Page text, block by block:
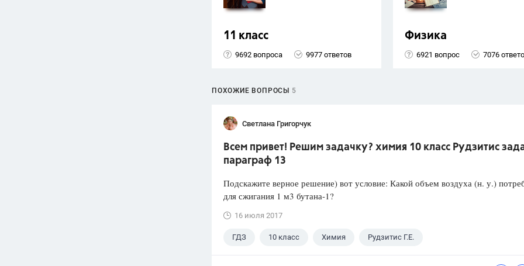
11 класс
9692 вопроса 9977 ответов
Физика
6921 вопрос 7076
ПОХОЖИЕ ВОПРОСЫ 5
Светлана Григорчук
Всем привет! Решим задачку? химия 10 класс Рудзитис
параграф 13
Подскажите верное решение) вот условие: Какой объем воздуха (н. у.)
для сжигания 1 м3 бутана-1?
16 июля 2017
ГДЗ 10 класс Химия Рудзитис Г.Е.